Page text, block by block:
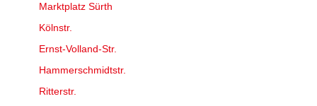
Marktplatz Sürth
Kölnstr.
Ernst-Volland-Str.
Hammerschmidtstr.
Ritterstr.